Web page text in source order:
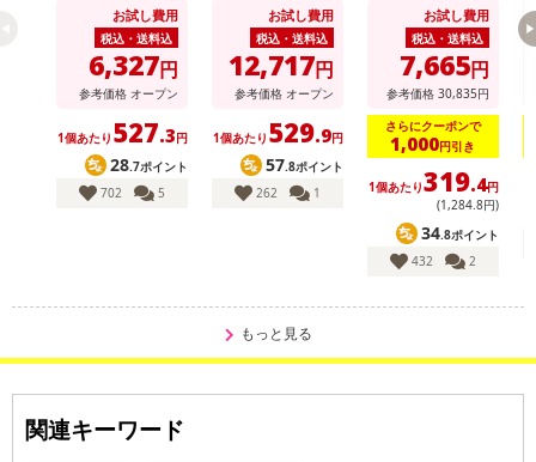
分(2枚入)お試し費用
税込・送料込
6,327円
参考価格 オープン
1個あたり 527.3円
28.7ポイント
702
5
分(2枚入)お試し費用
税込・送料込
12,717円
参考価格 オープン
1個あたり 529.9円
57.8ポイント
262
1
お試し費用
税込・送料込
7,665円
参考価格 30,835円
さらにクーポンで
1,000円引き
1個あたり319.4円
(1,284.8円)
34.8ポイント
432
2
もっと見る
関連キーワード